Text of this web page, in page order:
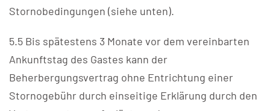
Stornobedingungen (siehe unten).
5.5 Bis spätestens 3 Monate vor dem vereinbarten
Ankunftstag des Gastes kann der
Beherbergungsvertrag ohne Entrichtung einer
Stornogebühr durch einseitige Erklärung durch den